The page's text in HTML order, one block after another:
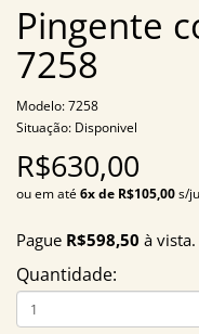
Pingente
7258
Modelo: 7258
Situação: Disponivel
R$630,00
ou em até6x de R$105,00s/
Pague R$598,50 à
Quantidade: